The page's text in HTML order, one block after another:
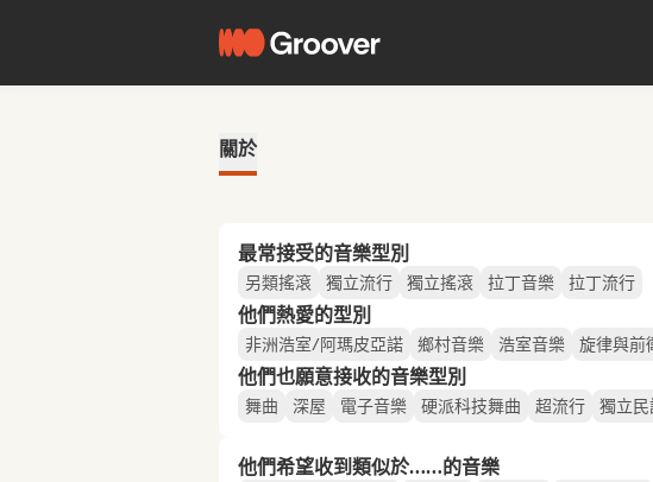
關於
最常接受的音樂型別
另類搖滾 獨立流行 獨立搖滾 拉丁音樂 拉丁流行
他們熱愛的型別
非洲浩室/阿瑪皮亞諾 鄉村音樂 浩室音樂 旋律與前
他們也願意接收的音樂型別
舞曲 深屋 電子音樂 硬派科技舞曲 超流行 獨立民
他們希望收到類似於……的音樂